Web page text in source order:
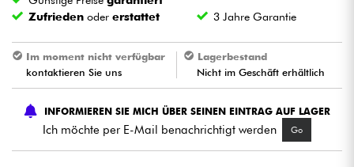
Violinen & Quartett
Kinder
Zufrieden odererstattet 3 Jahre Garantie
Im moment nicht verfügbar
kontaktieren Sie uns
Lagerbestand
Nicht im Geschäft erhältlich
INFORMIEREN SIE MICH ÜBER SEINEN EINTRAG AUF LAGER
Ich möchte per E-Mail benachrichtigt werden Go